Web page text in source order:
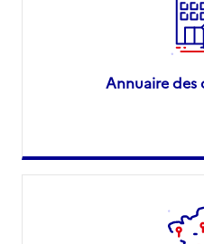
Annuaire des